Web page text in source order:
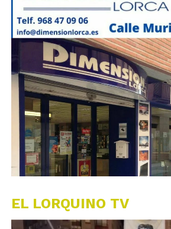
EL LORQUINO TV